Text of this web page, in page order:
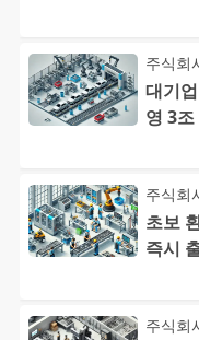
주식회
대기
영 3
주식회
초보
즉시
주식회